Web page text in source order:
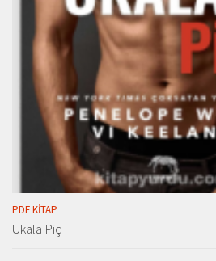
PDF KITAP
Ukala Piç